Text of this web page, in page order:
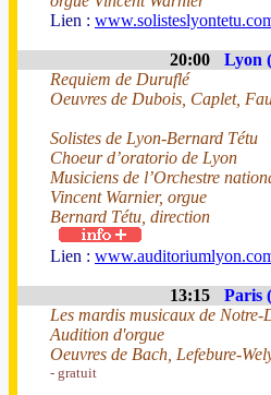
Lien :
20:00 Lyon
Requiem de Duruflé
Oeuvres de Dubois, Caplet,
Solistes de Lyon-Bernard Tétu
Choeur d’oratorio de Lyon
Musiciens de l’Orchestre
Vincent Warnier, orgue
Bernard Tétu, direction
Lien :
13:15 Paris
Les mardis musicaux de Notre-
Audition d'orgue
Oeuvres de Bach, Lefebure-
- gratuit